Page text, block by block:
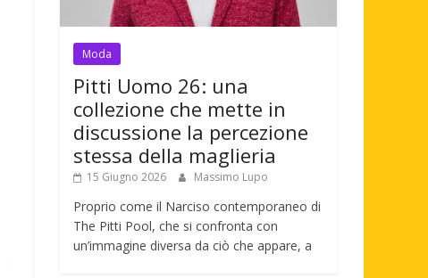
Moda
Pitti Uomo 26: una
collezione che mette in
discussione la percezione
stessa della maglieria
15 Giugno 2026 Massimo Lupo
Proprio come il Narciso contemporaneo di
The Pitti Pool, che si confronta con
un’immagine diversa da ciò che appare, a